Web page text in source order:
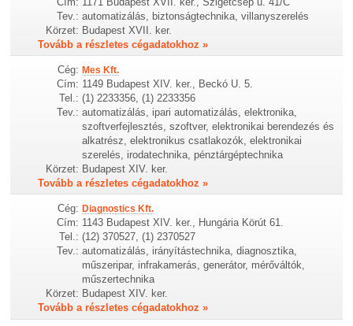
Tev.: automatizálás, biztonságtechnika, villanyszerelés
Körzet: Budapest XVII. ker.
Tovább a részletes cégadatokhoz »
Cég: Mes Kft.
Cím: 1149 Budapest XIV. ker., Beckó U. 5.
Tel.: (1) 2233356, (1) 2233356
Tev.: automatizálás, ipari automatizálás, elektronika,
szoftverfejlesztés, szoftver, elektronikai berendezés és
alkatrész, elektronikus csatlakozók, elektronikai
szerelés, irodatechnika, pénztárgéptechnika
Körzet: Budapest XIV. ker.
Tovább a részletes cégadatokhoz »
Cég: Diagnostics Kft.
Cím: 1143 Budapest XIV. ker., Hungária Körút 61.
Tel.: (12) 370527, (1) 2370527
Tev.: automatizálás, irányítástechnika, diagnosztika,
műszeripar, infrakamerás, generátor, mérőváltók,
műszertechnika
Körzet: Budapest XIV. ker.
Tovább a részletes cégadatokhoz »